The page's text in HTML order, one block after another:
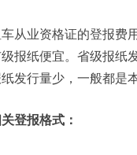
从业资格证的登报费
报纸便宜。 省级报纸
发行量少，一般都是
登报格式：